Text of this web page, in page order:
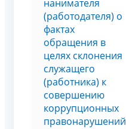
нанимателя
(работодателя) о
фактах
обращения в
целях склонения
служащего
(работника) к
совершению
коррупционных
правонарушений